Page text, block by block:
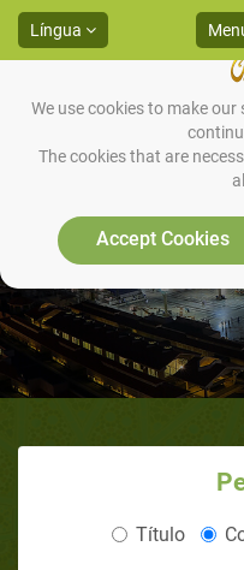
We use cookies to make
The cookies that are
Accept Cookies
Língua
Título